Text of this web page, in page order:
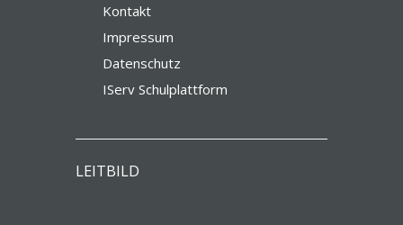
Kontakt
Impressum
Datenschutz
IServ Schulplattform
LEITBILD